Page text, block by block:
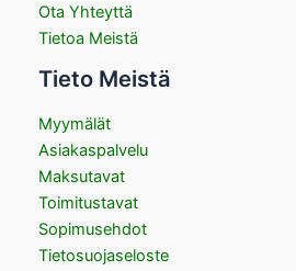
Ota Yhteyttä
Tietoa Meistä
Tieto Meistä
Myymälät
Asiakaspalvelu
Maksutavat
Toimitustavat
Sopimusehdot
Tietosuojaseloste